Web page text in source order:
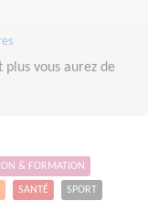
plus vous aurez de
& FORMATION
SANTÉ SPORT